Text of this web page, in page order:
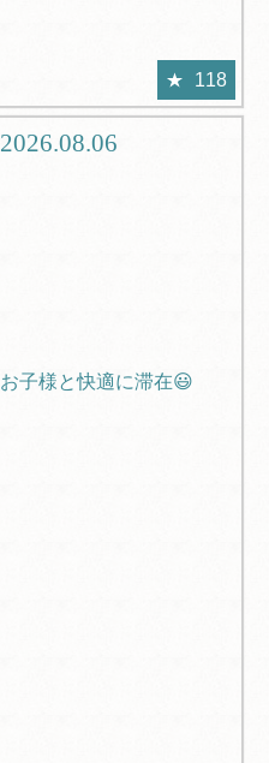
118
2026.08.06
お子様と快適に滞在😃